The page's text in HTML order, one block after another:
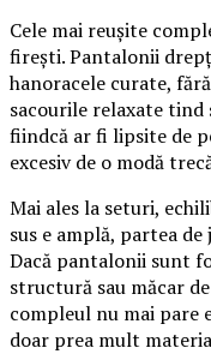
Cele mai reușite
firești. Pantalonii
hanoracele curate,
sacourile relaxate
fiindcă ar fi lipsite de
excesiv de o modă
Mai ales la seturi,
sus e amplă, partea
Dacă pantalonii sunt
structură sau măcar
compleul nu mai pare
doar prea mult